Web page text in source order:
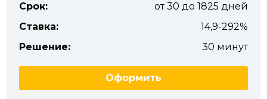
Срок:
от 30 до 1825 дней
Ставка:
14,9-292%
Решение:
30 минут
Оформить